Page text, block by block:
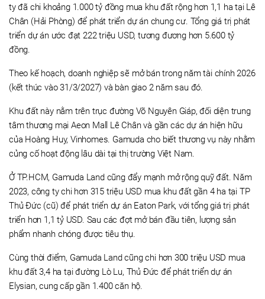
ty đã chi khoảng 1.000 tỷ đồng mua khu đất rộng hơn 1,1 ha tại Lê
Chân (Hải Phòng) để phát triển dự án chung cư. Tổng giá trị phát
triển dự án ước đạt 222 triệu USD, tương đương hơn 5.600 tỷ
đồng.
Theo kế hoạch, doanh nghiệp sẽ mở bán trong năm tài chính 2026
(kết thúc vào 31/3/2027) và bàn giao 2 năm sau đó.
Khu đất này nằm trên trục đường Võ Nguyên Giáp, đối diện trung
tâm thương mại Aeon Mall Lê Chân và gần các dự án hiện hữu
của Hoàng Huy, Vinhomes. Gamuda cho biết thương vụ này nhằm
củng cố hoạt động lâu dài tại thị trường Việt Nam.
Ở TP.HCM, Gamuda Land cũng đẩy mạnh mở rộng quỹ đất. Năm
2023, công ty chi hơn 315 triệu USD mua khu đất gần 4 ha tại TP
Thủ Đức (cũ) để phát triển dự án Eaton Park, với tổng giá trị phát
triển hơn 1,1 tỷ USD. Sau các đợt mở bán đầu tiên, lượng sản
phẩm nhanh chóng được tiêu thụ.
Cùng thời điểm, Gamuda Land cũng chi hơn 300 triệu USD mua
khu đất 3,4 ha tại đường Lò Lu, Thủ Đức để phát triển dự án
Elysian, cung cấp gần 1.400 căn hộ.